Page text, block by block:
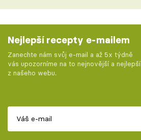
Nejlepší recepty e-mailem
Zanechte nám svůj e-mail a až 5x týdně
vás upozorníme na to nejnovější a nejlepší
z našeho webu.